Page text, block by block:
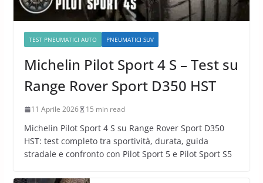
TEST PNEUMATICI AUTO PNEUMATICI SUV
Michelin Pilot Sport 4 S – Test su
Range Rover Sport D350 HST
11 Aprile 2026 15 min read
Michelin Pilot Sport 4 S su Range Rover Sport D350
HST: test completo tra sportività, durata, guida
stradale e confronto con Pilot Sport 5 e Pilot Sport S5